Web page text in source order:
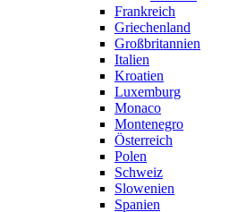
Frankreich
Griechenland
Großbritannien
Italien
Kroatien
Luxemburg
Monaco
Montenegro
Österreich
Polen
Schweiz
Slowenien
Spanien